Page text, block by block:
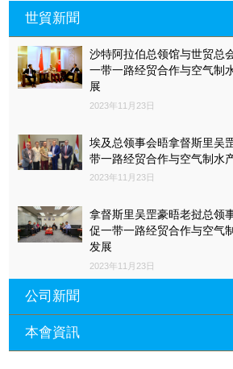
世貿新聞
沙特阿拉伯总领馆与世贸总
一带一路经贸合作与空气制
展
2023年11月23日
埃及总领事会晤拿督斯里吴
带一路经贸合作与空气制水
2023年11月23日
拿督斯里吴罡豪晤老挝总领
促一带一路经贸合作与空气
发展
2023年11月23日
公司新聞
一带一路经贸合作与空气制
本會資訊